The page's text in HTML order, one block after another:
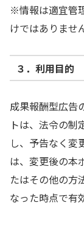
※情報は適宜管
けではありませ
３．利用目的
成果報酬型広告
トは、法令の制
し、予告なく変
は、変更後の本
たはその他の方
なった時点で有